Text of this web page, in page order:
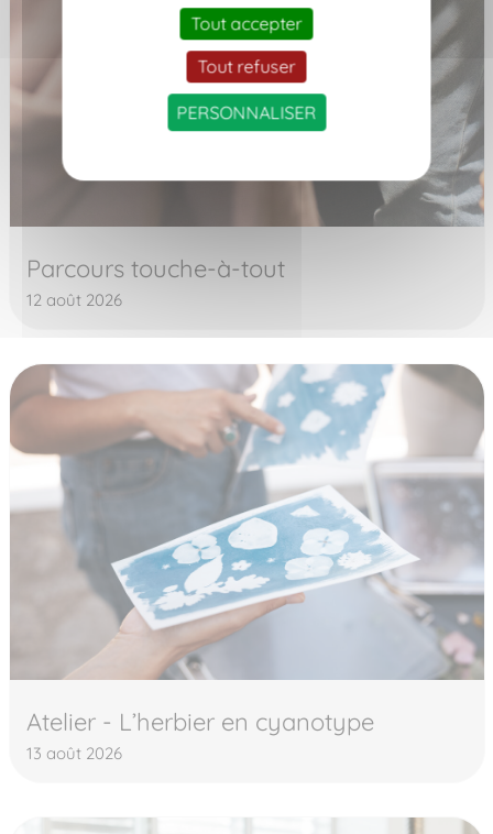
Parcours touche-à-tout
12 août 2026
Atelier - L’herbier en cyanotype
13 août 2026
Tout accepter
Tout refuser
PERSONNALISER